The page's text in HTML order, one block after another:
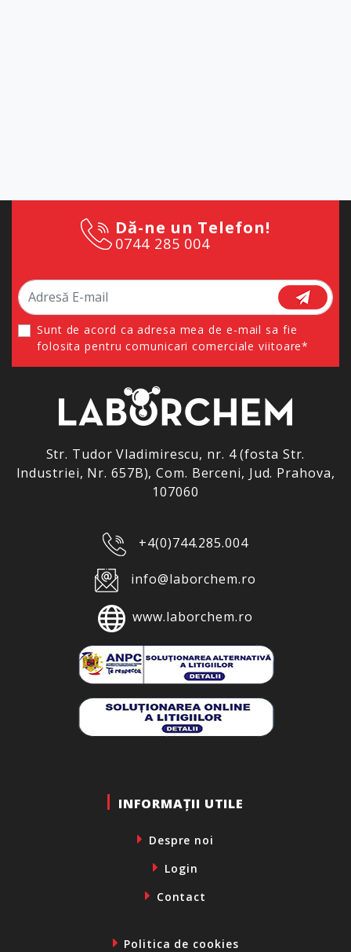
Dă-ne un Telefon!
0744 285 004
Sunt de acord ca adresa mea de e-mail sa fie
folosita pentru comunicari comerciale viitoare*
Str. Tudor Vladimirescu, nr. 4 (fosta Str.
Industriei, Nr. 657B), Com. Berceni, Jud. Prahova,
107060
+4(0)744.285.004
info@laborchem.ro
www.laborchem.ro
INFORMAȚII UTILE
Despre noi
Login
Contact
Politica de cookies